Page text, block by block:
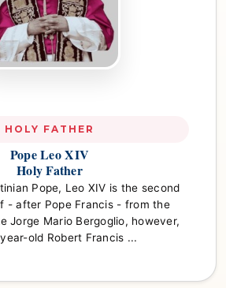
HOLY FATHER
Pope Leo XIV
Holy Father
Pope, Leo XIV is the second
- after Pope Francis - from the
Jorge Mario Bergoglio, however,
old Robert Francis ...